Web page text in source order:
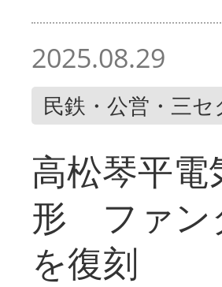
2025.08.29
民鉄・公営・三セ
高松琴平
形 ファン
を復刻